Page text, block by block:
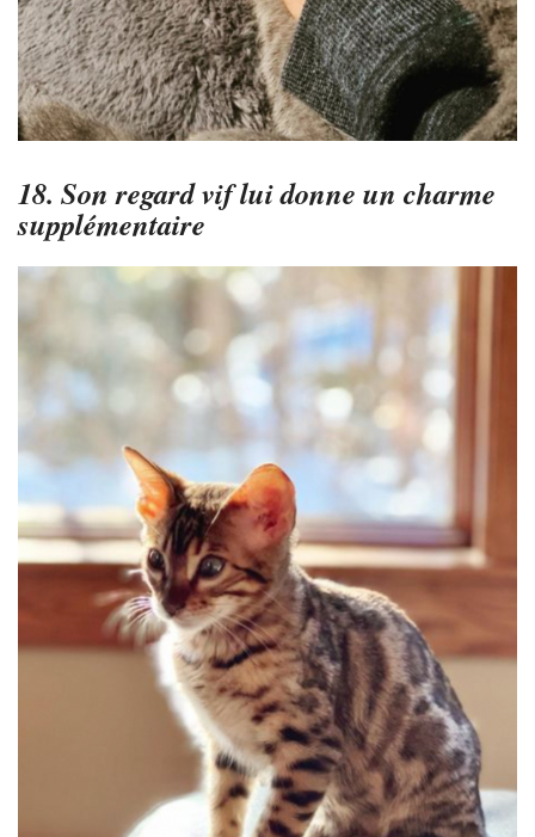
18. Son regard vif lui donne un charme
supplémentaire